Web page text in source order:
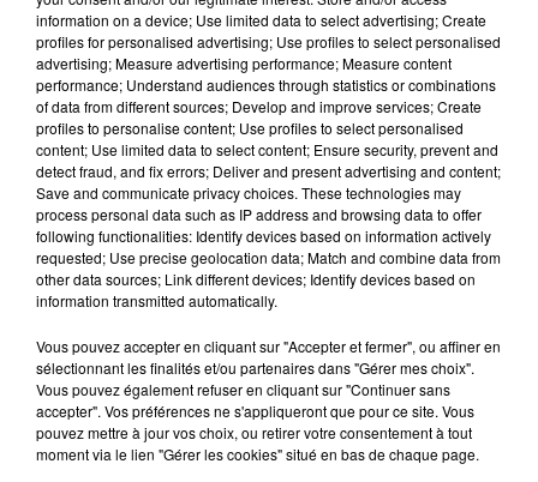
collectives», explique Dorothée Moisan.
Ce n’est pas pour ces raisons qu’il faut se voiler la face.Être
conscient du dérèglement climatiqueest primordial, afin de
pouvoir faire face aux futurs défis qui nous attendent.« Il y a
un deuil à faire, il faut comprendre tout ce que l’on est en train
de perdre, au niveau de notre environnement, de notre
qualité de vie. C’est un deuil nécessaire pour pouvoir ensuite
rebondir vers l’écoptimisme, c’est indispensable pour
pouvoir avancer et aller mieux », poursuit la journaliste.
Dorothée Moisan est elle-même passée à la pratique. Elle
construire« une fabrique d’écoptimistes massifs »et attirer
les savoir-faire dans laquelle auront lieu divers ateliers
comme des stages de menuiserie, de cuisine végétarienne,
ou d’écoconstruction.
information on a device; Use limited data to select advertising; Create
profiles for personalised advertising; Use profiles to select personalised
advertising; Measure advertising performance; Measure content
performance; Understand audiences through statistics or combinations
of data from different sources; Develop and improve services; Create
profiles to personalise content; Use profiles to select personalised
content; Use limited data to select content; Ensure security, prevent and
detect fraud, and fix errors; Deliver and present advertising and content;
Save and communicate privacy choices. These technologies may
process personal data such as IP address and browsing data to offer
following functionalities: Identify devices based on information actively
requested; Use precise geolocation data; Match and combine data from
other data sources; Link different devices; Identify devices based on
information transmitted automatically.
Vous pouvez accepter en cliquant sur "Accepter et fermer", ou affiner en
sélectionnant les finalités et/ou partenaires dans "Gérer mes choix".
Vous pouvez également refuser en cliquant sur "Continuer sans
accepter". Vos préférences ne s'appliqueront que pour ce site. Vous
pouvez mettre à jour vos choix, ou retirer votre consentement à tout
moment via le lien "Gérer les cookies" situé en bas de chaque page.